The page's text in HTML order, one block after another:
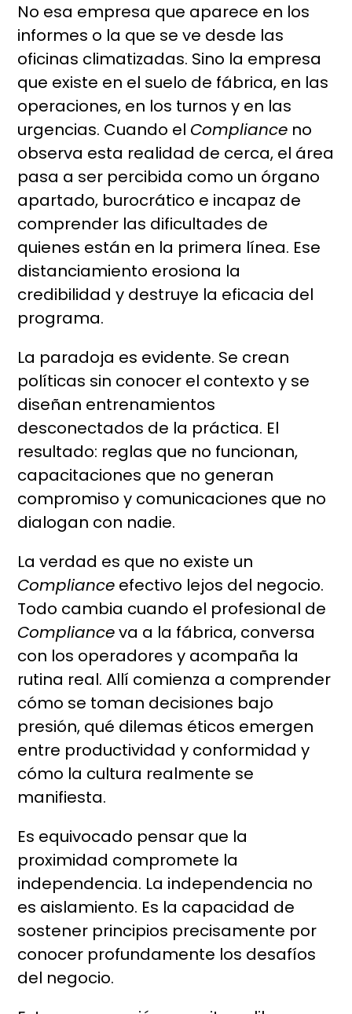
No esa empresa que aparece en los
informes o la que se ve desde las
oficinas climatizadas. Sino la empresa
que existe en el suelo de fábrica, en las
operaciones, en los turnos y en las
urgencias. Cuando el Compliance no
observa esta realidad de cerca, el área
pasa a ser percibida como un órgano
apartado, burocrático e incapaz de
comprender las dificultades de
quienes están en la primera línea. Ese
distanciamiento erosiona la
credibilidad y destruye la eficacia del
programa.
La paradoja es evidente. Se crean
políticas sin conocer el contexto y se
diseñan entrenamientos
desconectados de la práctica. El
resultado: reglas que no funcionan,
capacitaciones que no generan
compromiso y comunicaciones que no
dialogan con nadie.
La verdad es que no existe un
Compliance efectivo lejos del negocio.
Todo cambia cuando el profesional de
Complianceva a la fábrica, conversa
con los operadores y acompaña la
rutina real. Allí comienza a comprender
cómo se toman decisiones bajo
presión, qué dilemas éticos emergen
entre productividad y conformidad y
cómo la cultura realmente se
manifiesta.
Es equivocado pensar que la
proximidad compromete la
independencia. La independencia no
es aislamiento. Es la capacidad de
sostener principios precisamente por
conocer profundamente los desafíos
del negocio.